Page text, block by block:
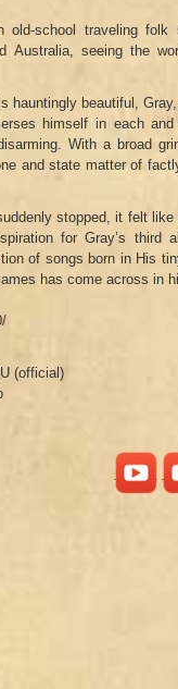
school traveling folk
Australia, seeing the
hauntingly beautiful,
himself in each
With a broad
and state matter of
stopped, it felt
for Gray’s third
of songs born in His
has come across in
(official)